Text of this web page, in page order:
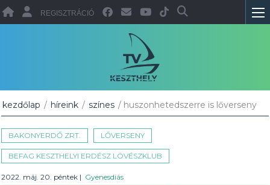
REGISZTRÁCIÓ
kezdőlap / híreink / színes / huszonhetedszerre is lőverseny
BAKONYERDŐ ZRT. LŐVERSENY
BEFAG KESZTHELYI ERDÉSZ LÖVÉSZKLUB
2022. máj. 20. péntek | Gyenesdiás